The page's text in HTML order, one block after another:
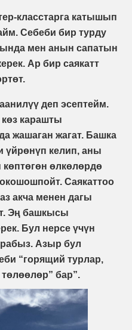
класстарга катышып
Себеби бир турду
мен анын сапатын
Ар бир саякатт
деп эсептейм.
карашты
жашаган жагат. Башка
үйрөнүп келип, аны
өлкөлөрдө
Саякаттоо
акча менен дагы
Эң башкысы
Бул нерсе үчүн
Азыр бул
“горящий турлар,
бар”.